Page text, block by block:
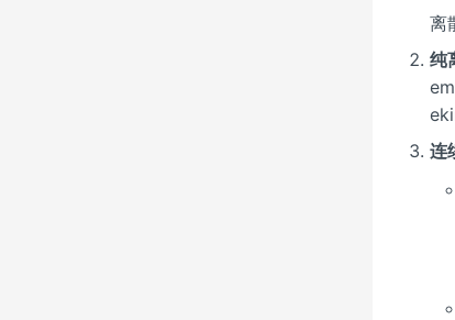
离
纯
连